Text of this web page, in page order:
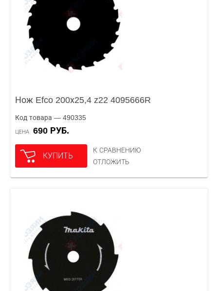
Нож Efco 200х25,4 z22 4095666R
Код товара — 490335
ЦЕНА 690 РУБ.
КУПИТЬ
К СРАВНЕНИЮ
ОТЛОЖИТЬ